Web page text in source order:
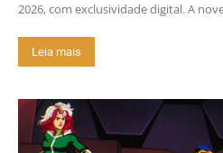
2026, com exclusividade digital. A
Leia mais